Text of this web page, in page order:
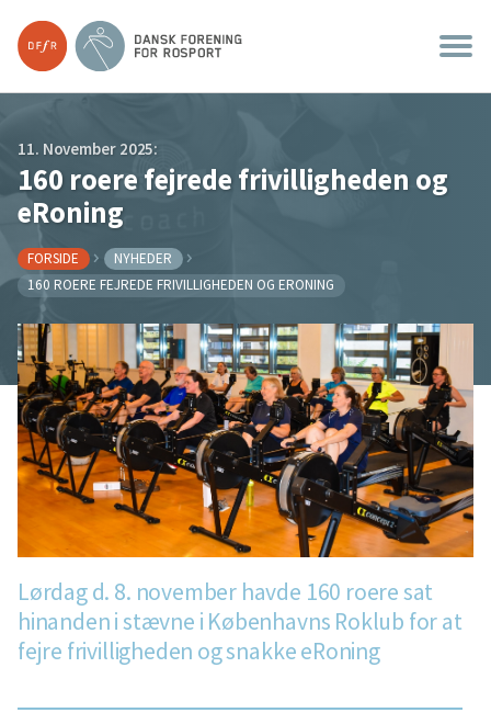
11. November 2025:
160 roere fejrede frivilligheden og
eRoning
FORSIDE
NYHEDER
160 ROERE FEJREDE FRIVILLIGHEDEN OG ERONING
Lørdag d. 8. november havde 160 roere sat
hinanden i stævne i Københavns Roklub for at
fejre frivilligheden og snakke eRoning